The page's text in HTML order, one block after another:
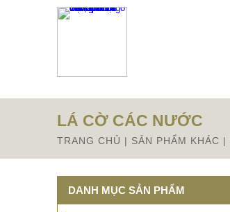
Từ mục này trở xuống là mã nguồn Zalo
LÁ CỜ CÁC NƯỚC
TRANG CHỦ | SẢN PHẨM KHÁC |
DANH MỤC SẢN PHẨM